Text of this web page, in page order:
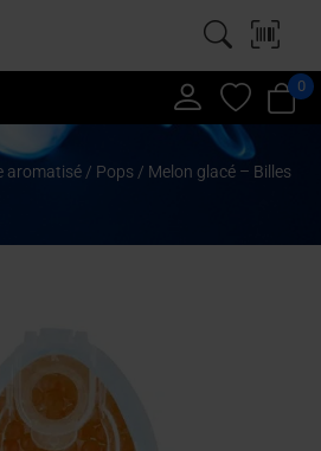
0
aromatisé / Pops / Melon glacé – Billes